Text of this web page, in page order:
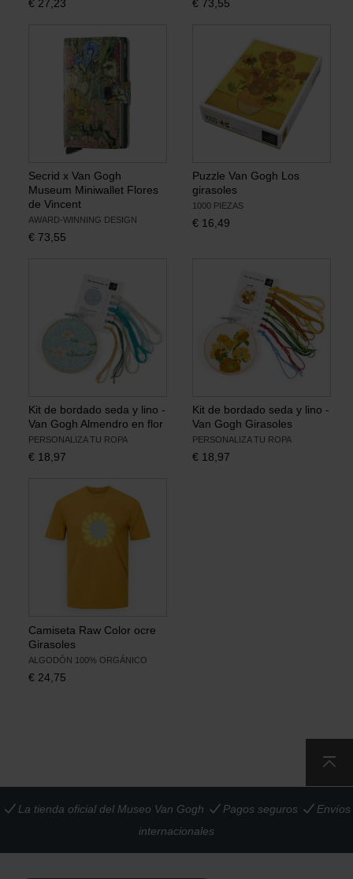
€ 27,23 € 73,55
Secrid x Van Gogh
Museum Miniwallet Flores
de Vincent
AWARD-WINNING DESIGN
€ 73,55
Puzzle Van Gogh Los
girasoles
1000 PIEZAS
€ 16,49
Kit de bordado seda y lino -
Van Gogh Almendro en flor
PERSONALIZA TU ROPA
€ 18,97
Kit de bordado seda y lino -
Van Gogh Girasoles
PERSONALIZA TU ROPA
€ 18,97
Camiseta Raw Color ocre
Girasoles
ALGODÓN 100% ORGÁNICO
€ 24,75
La tienda oficial del Museo Van Gogh Pagos seguros
Envíos
internacionales